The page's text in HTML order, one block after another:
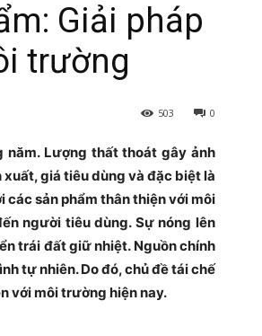
Giải pháp
trường
0
503
năm. Lượng thất thoát gây ảnh
giá tiêu dùng và đặc biệt là
các sản phẩm thân thiện với môi
người tiêu dùng. Sự nóng lên
trái đất giữ nhiệt. Nguồn chính
tự nhiên. Do đó, chủ đề tái chế
với môi trường hiện nay.